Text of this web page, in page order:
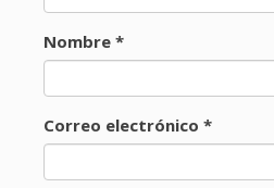
Nombre *
Correo electrónico *